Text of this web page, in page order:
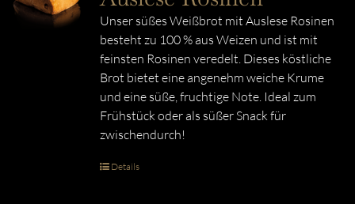
Unser süßes Weißbrot mit Auslese Rosinen
besteht zu 100 % aus Weizen und ist mit
feinsten Rosinen veredelt. Dieses köstliche
Brot bietet eine angenehm weiche Krume
und eine süße, fruchtige Note. Ideal zum
Frühstück oder als süßer Snack für
zwischendurch!
Details